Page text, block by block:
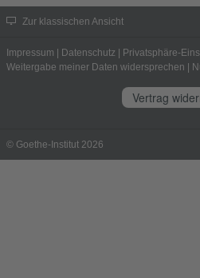
Zur klassischen Ansicht
Impressum Datenschutz Privatsphäre-
Weitergabe meiner Daten widersprechen
Vertrag
© Goethe-Institut 2026